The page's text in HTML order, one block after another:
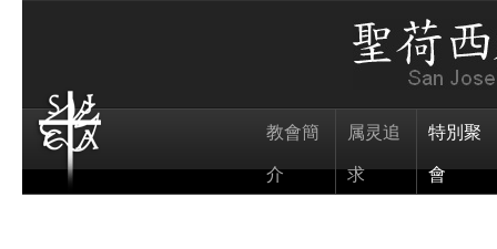
教會簡
介
属灵追
求
特別聚
會